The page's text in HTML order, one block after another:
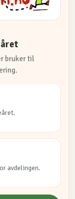
bruker til
avdelingen.